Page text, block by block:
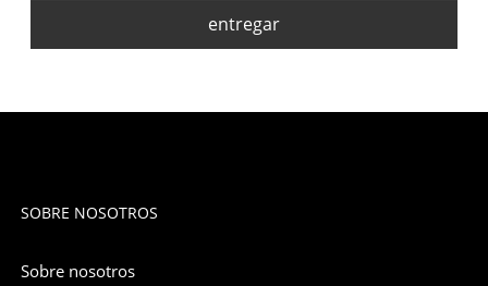
entregar
SOBRE NOSOTROS
Sobre nosotros